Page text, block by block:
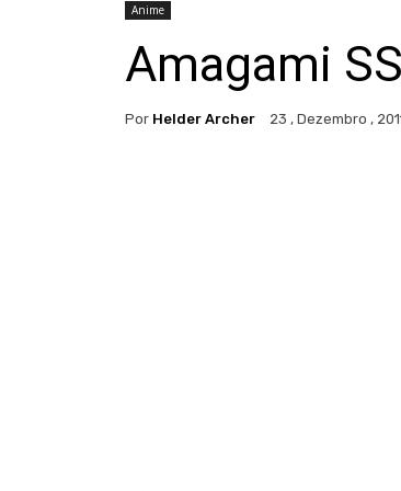
Anime
Amagami
Por Helder Archer 23 , Dezembro ,